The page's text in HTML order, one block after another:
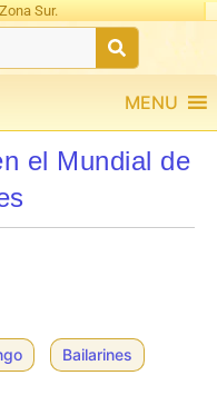
Sur.
MENU
el Mundial de
Bailarines